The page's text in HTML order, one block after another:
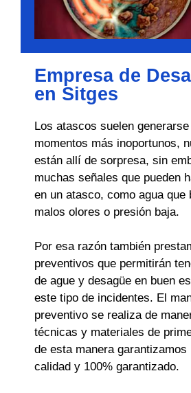
Empresa de
en Sitges
Los atascos suelen
momentos más inoportunos,
están allí de sorpresa, sin
muchas señales que pueden
en un atasco, como agua que
malos olores o presión baja.
Por esa razón también
preventivos que permitirán
de ague y desagüe en buen
este tipo de incidentes. El
preventivo se realiza de
técnicas y materiales de
de esta manera
calidad y 100% garantizado.